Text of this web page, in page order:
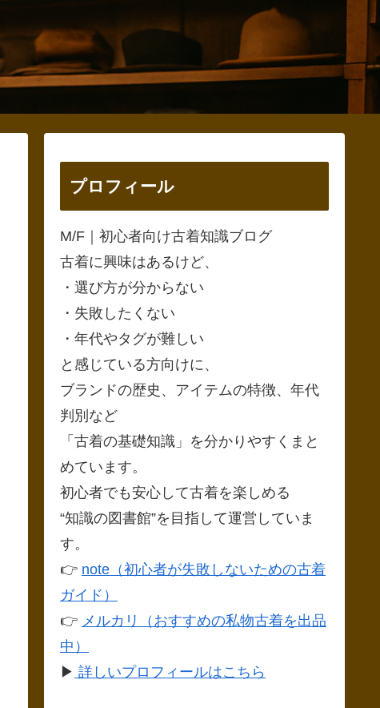
プロフィール
M/F｜初心者向け古着知識ブログ
古着に興味はあるけど、
・選び方が分からない
・失敗したくない
・年代やタグが難しい
と感じている方向けに、
ブランドの歴史、アイテムの特徴、年代
判別など
「古着の基礎知識」を分かりやすくまと
めています。
初心者でも安心して古着を楽しめる
“知識の図書館”を目指して運営していま
す。
👉 note（初心者が失敗しないための古着
ガイド）
👉 メルカリ（おすすめの私物古着を出品
中）
▶ 詳しいプロフィールはこちら